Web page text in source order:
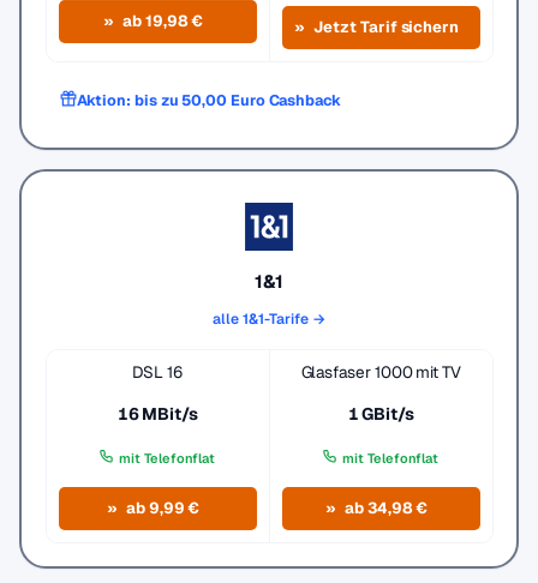
ab 19,98 € Jetzt Tarif sichern
Aktion: bis zu 50,00 Euro Cashback
1&1
alle 1&1-Tarife →
DSL 16
16 MBit/s
mit Telefonflat
ab 9,99 €
Glasfaser 1000 mit TV
1 GBit/s
mit Telefonflat
ab 34,98 €